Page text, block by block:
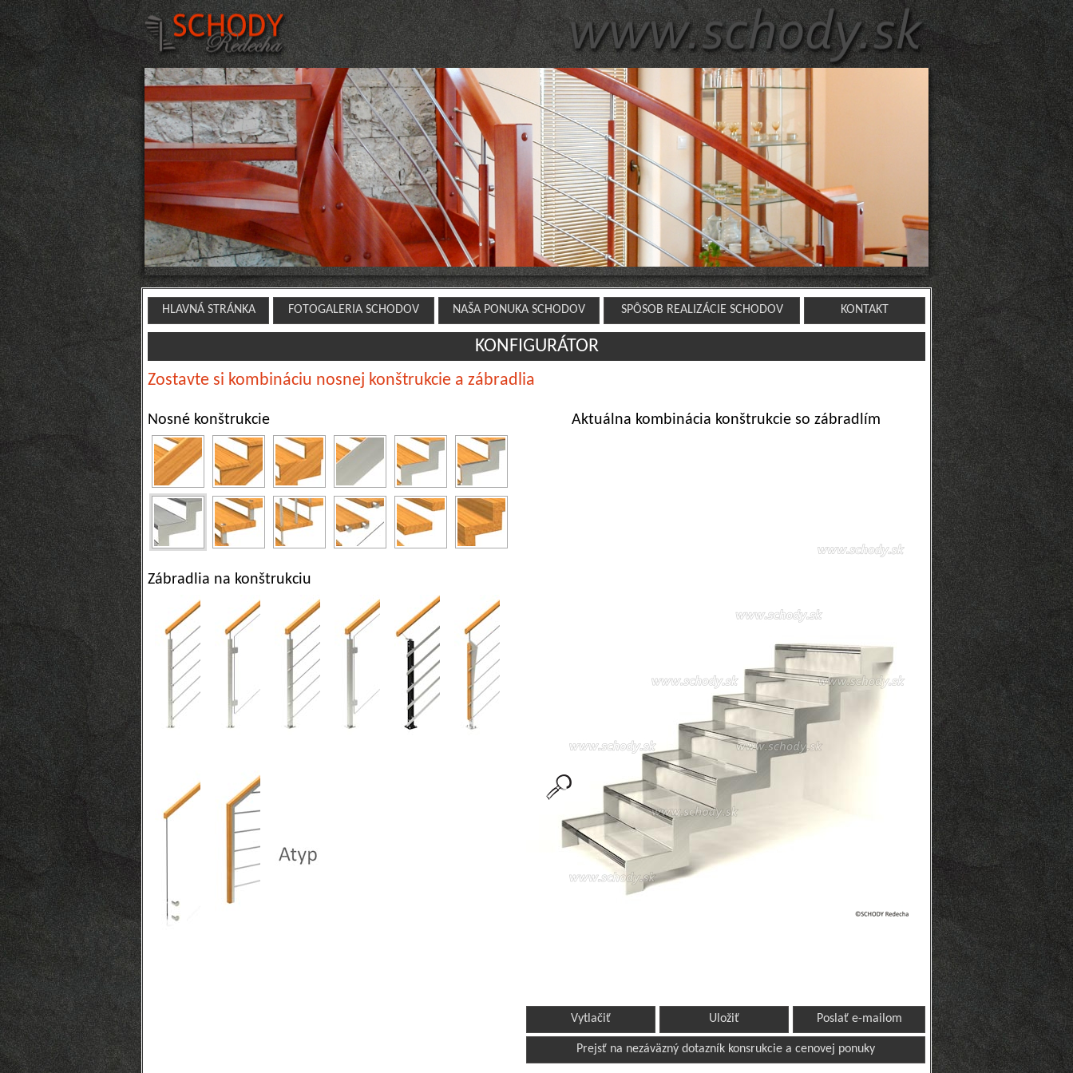
HLAVNÁ STRÁNKA FOTOGALERIA SCHODOV NAŠA PONUKA SCHODOV SPÔSOB REALIZÁCIE SCHODOV KONTAKT
KONFIGURÁTOR
Zostavte si kombináciu nosnej konštrukcie a zábradlia
Nosné konštrukcie
Zábradlia na konštrukciu
Aktuálna kombinácia konštrukcie so zábradlím
Vytlačiť Uložiť Poslať e-mailom
Prejsť na nezáväzný dotazník konsrukcie a cenovej ponuky